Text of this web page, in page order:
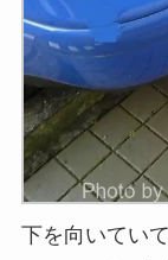
下を向いてい